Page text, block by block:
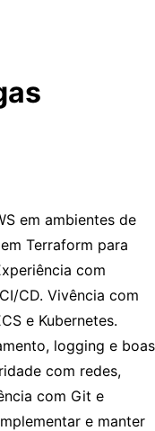
em ambientes de
Terraform para
com
CD. Vivência com
e Kubernetes.
logging e boas
com redes,
com Git e
e manter